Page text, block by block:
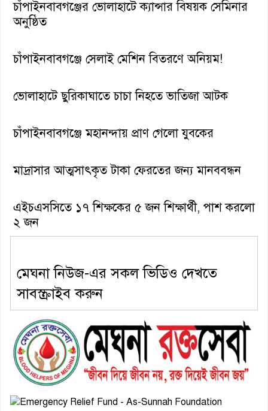
চাঁপাইনবাবগঞ্জের ভোলাহাটে ক্যান্সার বিষয়ক সেমিনার
অনুষ্ঠিত
চাঁপাইনবাবগঞ্জে সেলাই মেশিন বিতরণে অনিয়ম!
ভোলাহাটে ছুরিকাঘাতে চাচা নিহতে ভাতিজা আটক
চাঁপাইনবাবগঞ্জে মহানন্দায় প্রাণ গেলো যুবকের
মাদ্রাসার আত্মসাৎকৃত টাকা ফেরতের জন্য মানববন্ধন
এইচএসসিতে ১৭ শিক্ষকের ৫ জন শিক্ষার্থী, পাশ করলো
২ জন
মেঘনা নিউজ-এর সকল ভিডিও দেখতে
সাবস্ক্রাইব করুন